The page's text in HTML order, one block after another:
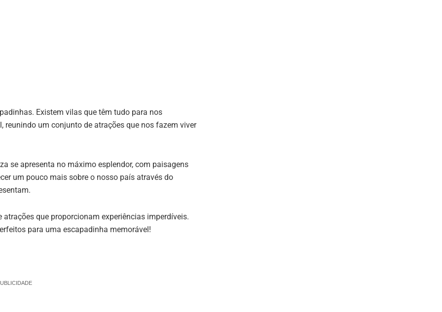
Existem vilas que têm tudo para nos
reunindo um conjunto de atrações que nos fazem viver
se apresenta no máximo esplendor, com paisagens
um pouco mais sobre o nosso país através do
que proporcionam experiências imperdíveis.
para uma escapadinha memorável!